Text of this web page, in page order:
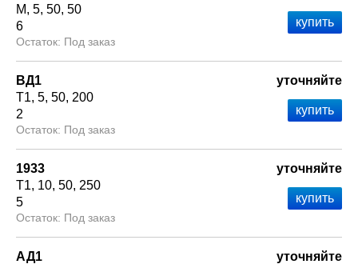
М 5 50 50
6
Под заказ
ВД1
Т1 5 50 200
2
Под заказ
уточняйте
1933
Т1 10 50 250
5
Под заказ
уточняйте
АД1
уточняйте